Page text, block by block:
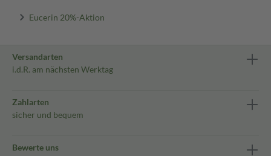
Eucerin 20%-Aktion
Versandarten
i.d.R. am nächsten Werktag
Zahlarten
sicher und bequem
Bewerte uns